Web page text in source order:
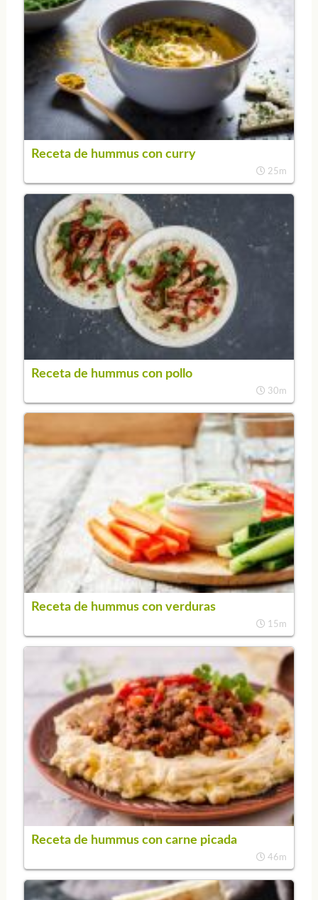
Receta de hummus con curry
25m
Receta de hummus con pollo
30m
Receta de hummus con verduras
15m
Receta de hummus con carne picada
46m